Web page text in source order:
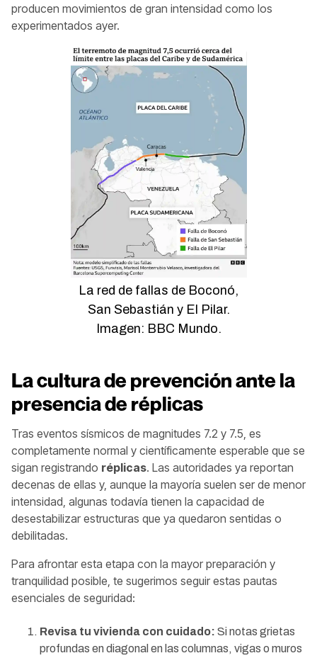
producen movimientos de gran intensidad como los
experimentados ayer.
La red de fallas de Boconó,
San Sebastián y El Pilar.
Imagen: BBC Mundo.
La cultura de prevención ante la
presencia de réplicas
Tras eventos sísmicos de magnitudes 7.2 y 7.5, es
completamente normal y científicamente esperable que se
sigan registrando réplicas. Las autoridades ya reportan
decenas de ellas y, aunque la mayoría suelen ser de menor
intensidad, algunas todavía tienen la capacidad de
desestabilizar estructuras que ya quedaron sentidas o
debilitadas.
Para afrontar esta etapa con la mayor preparación y
tranquilidad posible, te sugerimos seguir estas pautas
esenciales de seguridad:
Revisa tu vivienda con cuidado: Si notas grietas
profundas en diagonal en las columnas, vigas o muros